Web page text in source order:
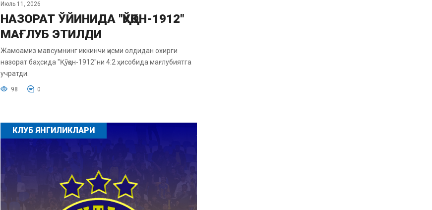
Июль 11, 2026
НАЗОРАТ ЎЙИНИДА "ҚЎҚОН-1912"
МАҒЛУБ ЭТИЛДИ
Жамоамиз мавсумнинг иккинчи қисми олдидан охирги
назорат баҳсида "Қўқон-1912"ни 4:2 ҳисобида мағлубиятга
учратди.
98 0
КЛУБ ЯНГИЛИКЛАРИ